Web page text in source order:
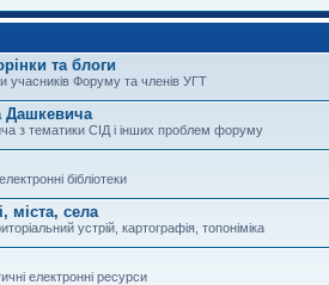
та блоги
учасників Форуму та членів УГТ
Дашкевича
з тематики СІД і інших проблем форуму
бібліотеки
міста, села
устрій, картографія, топоніміка
електронні ресурси